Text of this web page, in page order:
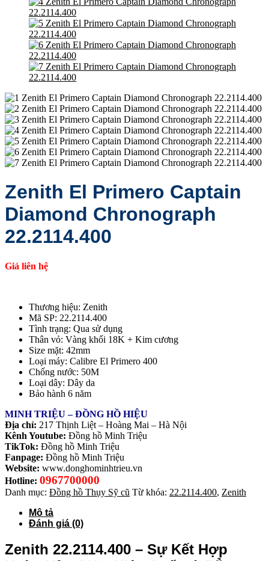
Zenith El Primero Captain
Diamond Chronograph
22.2114.400
Giá liên hệ
Thương hiệu: Zenith
Mã SP: 22.2114.400
Tình trạng: Qua sử dụng
Thân vỏ: Vàng khối 18K + Kim cương
Size mặt: 42mm
Loại máy: Calibre El Primero 400
Chống nước: 50M
Loại dây: Dây da
Bảo hành 6 năm
MINH TRIỆU – ĐỒNG HỒ HIỆU
Địa chỉ: 217 Thịnh Liệt – Hoàng Mai – Hà Nội
Kênh Youtube: Đồng hồ Minh Triệu
TikTok: Đồng hồ Minh Triệu
Fanpage: Đồng hồ Minh Triệu
Website: www.donghominhtrieu.vn
Hotline: 0967700000
Danh mục: Đồng hồ Thụy Sỹ cũ Từ khóa: 22.2114.400, Zenith
Mô tả
Đánh giá (0)
Zenith 22.2114.400 – Sự Kết Hợp